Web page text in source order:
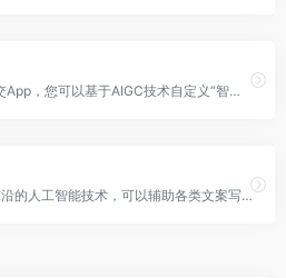
Glow是一款AI虚拟社交App，您可以基于AIGC技术自定义“智能体”，赋予智能体人设、声音、形象并可以与之对话聊天，满足您的角色扮演、情感陪伴、树洞倾诉等情绪价值类需求
AI写作神器，体验最前沿的人工智能技术，可以辅助各类文案写作，包括论文、公文、广告文案、产品描述、品牌故事、网站页面、社交媒体内容。